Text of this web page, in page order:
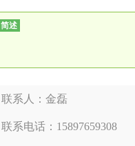
简述
联系人：金磊
联系电话：15897659308